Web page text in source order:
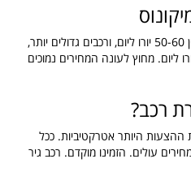
בעונת הקיץ עלות של רכב קטן נע בין 50-60 יורו ליום, ורכבים גדולים יותר,
7-9 מושבים, יעלו בין 100-160 יורו ליום. מחוץ לעונה המחירים נמוכים
רכב?
ההצעות היותר אטרקטיביות. ככל
עולים. הזמינו מוקדם. רכב גיר